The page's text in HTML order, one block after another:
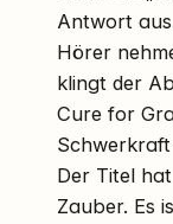
Antwort
Hörer
klingt der
Cure for
Der Titel
Zauber. Es